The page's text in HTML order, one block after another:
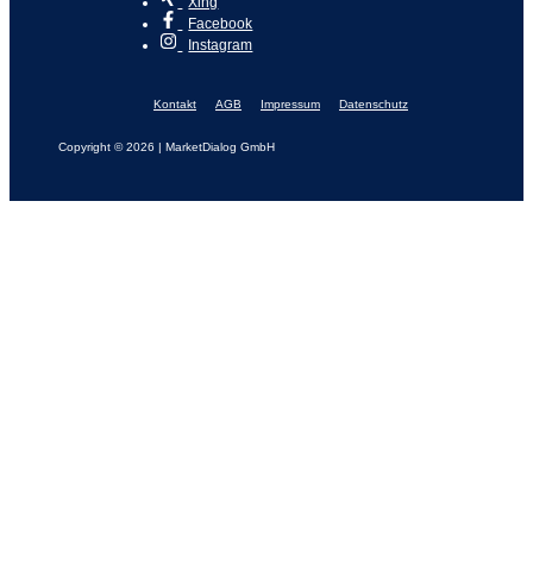
Facebook
Instagram
Kontakt AGB Impressum Datenschutz
Copyright © 2026 | MarketDialog GmbH